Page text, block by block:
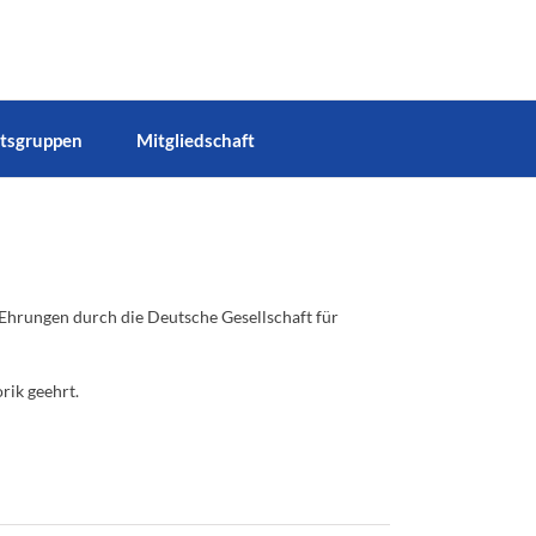
Mitgliedschaft
durch die Deutsche Gesellschaft für
geehrt.